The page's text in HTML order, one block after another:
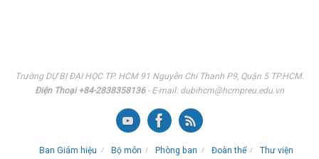
Trường DỰ BỊ ĐẠI HỌC TP. HCM 91 Nguyễn Chí Thanh P9, Quận 5 TP.HCM.
Điện Thoại +84-2838358136- E-mail: dubihcm@hcmpreu.edu.vn
Ban Giám hiệu Bộ môn Phòng ban Đoàn thể Thư viện